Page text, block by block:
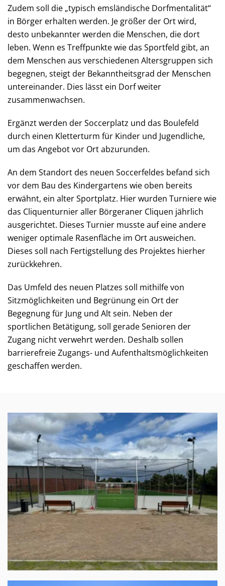
Zudem soll die „typisch emsländische Dorfmentalität“
in Börger erhalten werden. Je größer der Ort wird,
desto unbekannter werden die Menschen, die dort
leben. Wenn es Treffpunkte wie das Sportfeld gibt, an
dem Menschen aus verschiedenen Altersgruppen sich
begegnen, steigt der Bekanntheitsgrad der Menschen
untereinander. Dies lässt ein Dorf weiter
zusammenwachsen.
Ergänzt werden der Soccerplatz und das Boulefeld
durch einen Kletterturm für Kinder und Jugendliche,
um das Angebot vor Ort abzurunden.
An dem Standort des neuen Soccerfeldes befand sich
vor dem Bau des Kindergartens wie oben bereits
erwähnt, ein alter Sportplatz. Hier wurden Turniere wie
das Cliquenturnier aller Börgeraner Cliquen jährlich
ausgerichtet. Dieses Turnier musste auf eine andere
weniger optimale Rasenfläche im Ort ausweichen.
Dieses soll nach Fertigstellung des Projektes hierher
zurückkehren.
Das Umfeld des neuen Platzes soll mithilfe von
Sitzmöglichkeiten und Begrünung ein Ort der
Begegnung für Jung und Alt sein. Neben der
sportlichen Betätigung, soll gerade Senioren der
Zugang nicht verwehrt werden. Deshalb sollen
barrierefreie Zugangs- und Aufenthaltsmöglichkeiten
geschaffen werden.